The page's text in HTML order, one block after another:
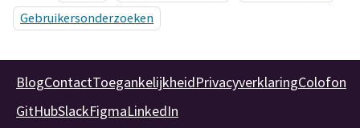
Gebruikersonderzoeken
BlogContactToegankelijkheidPrivacyverklaringColofon
GitHubSlackFigmaLinkedIn